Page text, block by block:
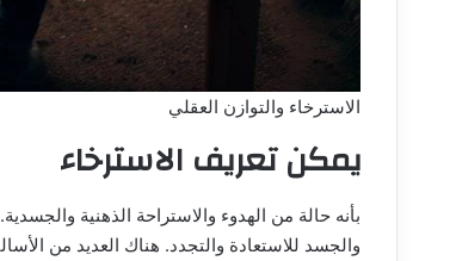
الاسترخاء والتوازن العقلي
يمكن تعريف الاسترخاء
بأنه حالة من الهدوء والاستراحة الذهنية
والجسد للاستعادة والتجدد. هناك العديد من